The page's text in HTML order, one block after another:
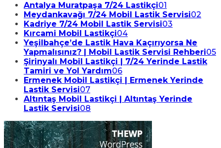
Antalya Muratpaşa 7/24 Lastikçi01
Meydankavağı 7/24 Mobil Lastik Servisi02
Kadriye 7/24 Mobil Lastik Servisi03
Kırcami Mobil Lastikçi04
Yeşilbahçe’de Lastik Hava Kaçırıyorsa Ne
Yapmalısınız? | Mobil Lastik Servisi Rehberi05
Şirinyalı Mobil Lastikçi | 7/24 Yerinde Lastik
Tamiri ve Yol Yardım06
Ermenek Mobil Lastikçi | Ermenek Yerinde
Lastik Servisi07
Altıntaş Mobil Lastikçi | Altıntaş Yerinde
Lastik Servisi08